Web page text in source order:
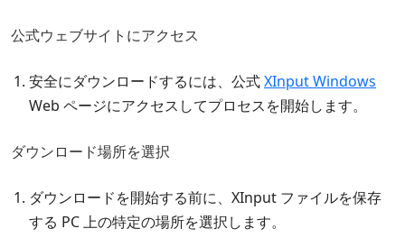
公式ウェブサイトにアクセス
安全にダウンロードするには、公式XInput Windows
Web ページにアクセスしてプロセスを開始します。
ダウンロード場所を選択
ダウンロードを開始する前に、XInput ファイルを保存
する PC 上の特定の場所を選択します。